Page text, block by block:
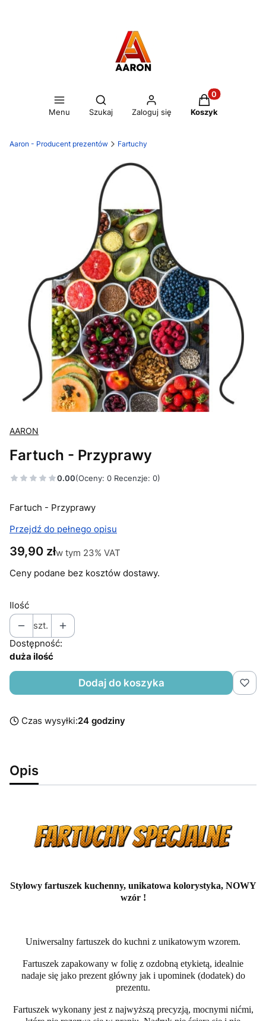
Menu
Otwórz wyszukiwarkę
Szukaj Zaloguj się
Produkty w
Koszyk
Aaron - Producent prezentów Fartuchy
AARON
Fartuch - Przyprawy
0.00(Oceny: 0 Recenzje: 0)
Fartuch - Przyprawy
Przejdź do pełnego opisu
Cena
39,90 złw tym 23% VAT
w tym 23% VAT
Ceny podane bez kosztów dostawy.
Ilość
szt.
Dostępność:
duża ilość
Dodaj do koszyka
Czas wysyłki:24 godziny
Opis
Stylowy fartuszek kuchenny, unikatowa kolorystyka, NOWY
wzór !
Uniwersalny fartuszek do kuchni z unikatowym wzorem.
Fartuszek zapakowany w folię z ozdobną etykietą, idealnie
nadaje się jako prezent główny jak i upominek (dodatek) do
prezentu.
Fartuszek wykonany jest z najwyższą precyzją, mocnymi nićmi,